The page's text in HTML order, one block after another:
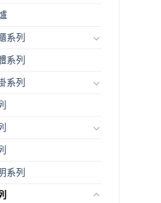
系列
系列
系列
系列